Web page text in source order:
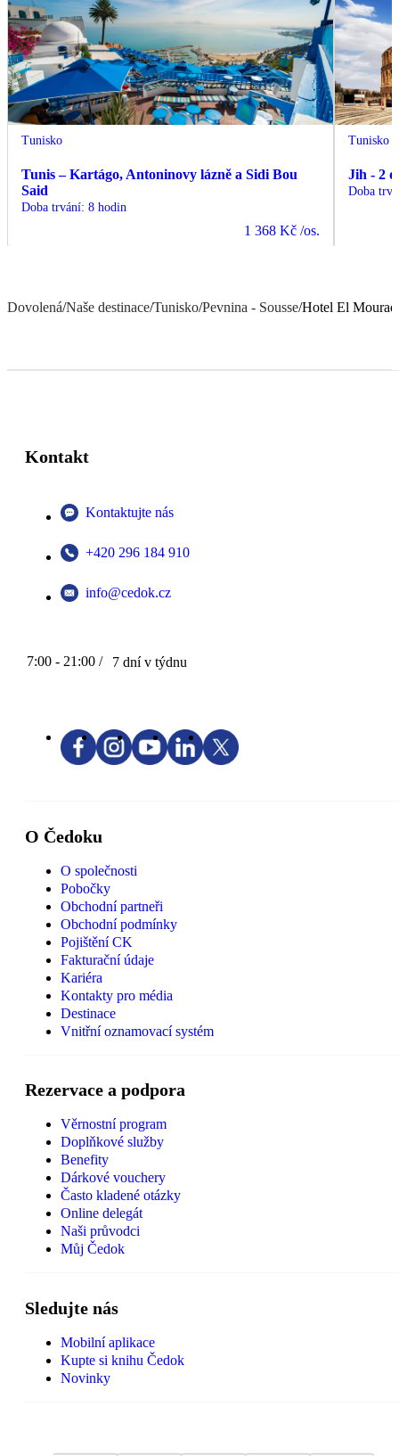
Tunisko
Tunis – Kartágo, Antoninovy lázně a Sidi Bou
Said
Doba trvání: 8 hodin
1 368 Kč /os.
Tunisko
Jih - 2
Doba
Dovolená/Naše destinace/Tunisko/Pevnina - Sousse/Hotel El
Kontakt
Kontaktujte nás
+420 296 184 910
info@cedok.cz
7:00 - 21:00 / 7 dní v týdnu
O Čedoku
O společnosti
Pobočky
Obchodní partneři
Obchodní podmínky
Pojištění CK
Fakturační údaje
Kariéra
Kontakty pro média
Destinace
Vnitřní oznamovací systém
Rezervace a podpora
Věrnostní program
Doplňkové služby
Benefity
Dárkové vouchery
Často kladené otázky
Online delegát
Naši průvodci
Můj Čedok
Sledujte nás
Mobilní aplikace
Kupte si knihu Čedok
Novinky